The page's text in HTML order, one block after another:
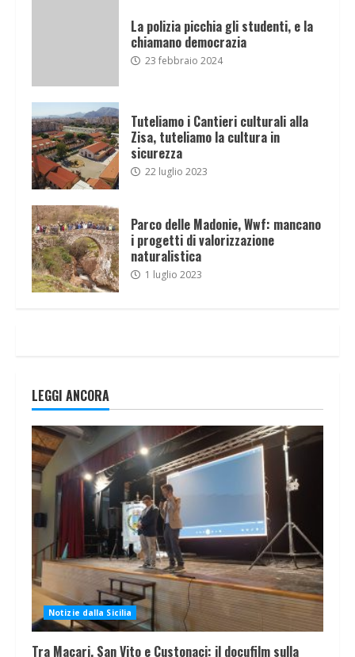
La polizia picchia gli studenti, e la
chiamano democrazia
23 febbraio 2024
Tuteliamo i Cantieri culturali alla
Zisa, tuteliamo la cultura in
sicurezza
22 luglio 2023
Parco delle Madonie, Wwf: mancano
i progetti di valorizzazione
naturalistica
1 luglio 2023
LEGGI ANCORA
Notizie dalla Sicilia
Tra Macari, San Vito e Custonaci: il docufilm sulla